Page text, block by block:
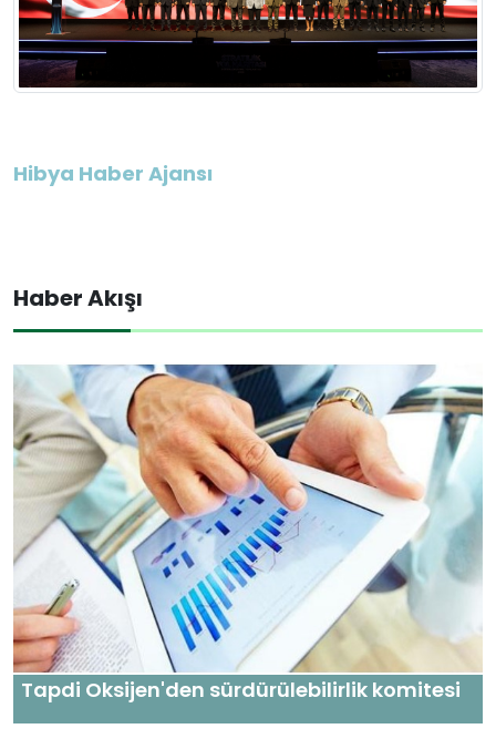
Hibya Haber Ajansı
Haber Akışı
Tapdi Oksijen'den sürdürülebilirlik komitesi